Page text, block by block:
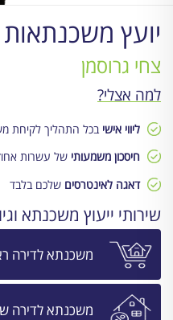
יועץ משכנתאות
צחי גרוסמן
למה אצלי?
ליווי אישי בכל התהליך לקיחת
חיסכון משמעותי של עשרות
דאגה לאינטרסים שלכם בלבד
שירותי ייעוץ משכנתא
משכנתא לדירה
משכנתא לדירה